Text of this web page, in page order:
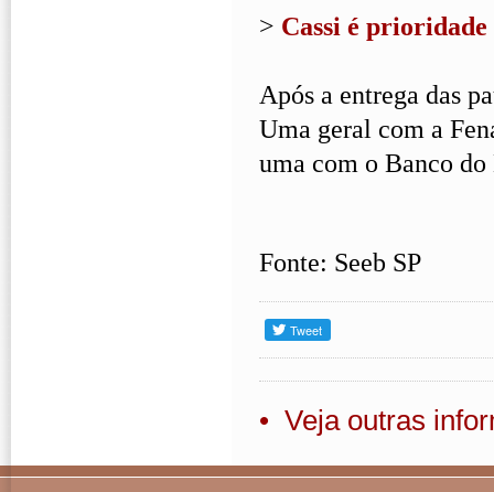
> Cassi é prioridade
Após a entrega das
Uma geral com a
uma com o Banco
Fonte: Seeb SP
• Veja outras